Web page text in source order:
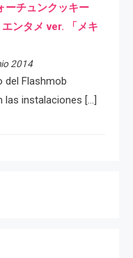
ーチュンクッキー
ンタメ ver. 「メキ
2014
del Flashmob
las instalaciones […]